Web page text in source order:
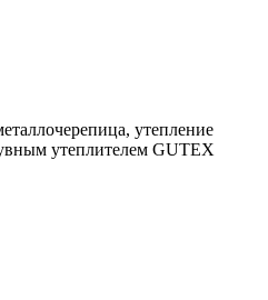
утепление
утеплителем GUTEX